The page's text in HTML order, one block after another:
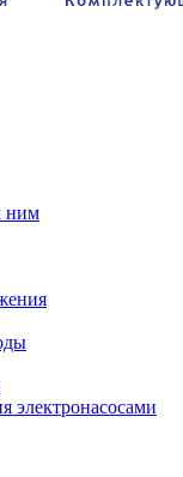
ним
электронасосами